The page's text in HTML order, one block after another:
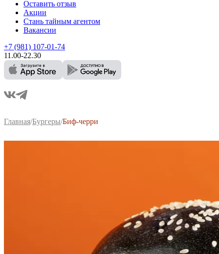
Оставить отзыв
Акции
Стань тайным агентом
Вакансии
+7 (981) 107-01-74
11.00-22.30
Главная/Бургеры/Биф-черри